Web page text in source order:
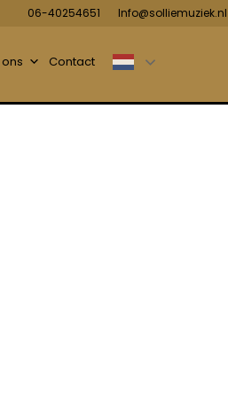
06-40254651 Info@solliemuziek.nl
Contact